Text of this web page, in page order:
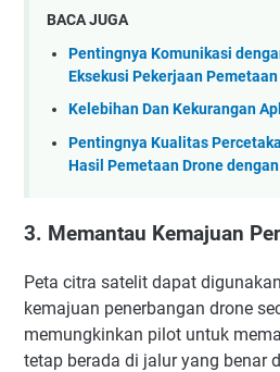
BACA JUGA
Pentingnya Komunikasi
Eksekusi Pekerjaan
Kelebihan Dan Kekurangan
Pentingnya Kualitas
Hasil Pemetaan Drone
3. Memantau Kemajuan
Peta citra satelit dapat
kemajuan penerbangan drone
memungkinkan pilot untuk
tetap berada di jalur yang benar